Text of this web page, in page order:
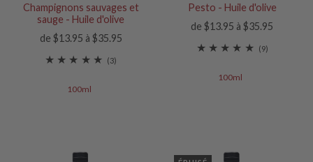
Champignons sauvages et
sauge - Huile d'olive
de $13.95 à $35.95
(3)
100ml
Pesto - Huile d'olive
de $13.95 à $35.95
(9)
100ml